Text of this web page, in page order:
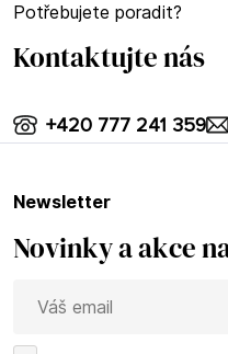
Potřebujete poradit?
Kontaktujte nás
+420 777 241 359
newsletter
Novinky a akce